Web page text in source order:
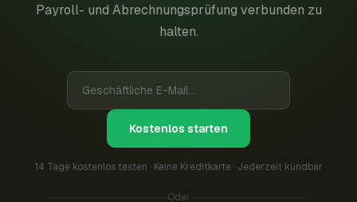
Payroll- und Abrechnungsprüfung verbunden zu
halten.
Kostenlos starten
14 Tage kostenlos testen · Keine Kreditkarte · Jederzeit kündbar
Oder